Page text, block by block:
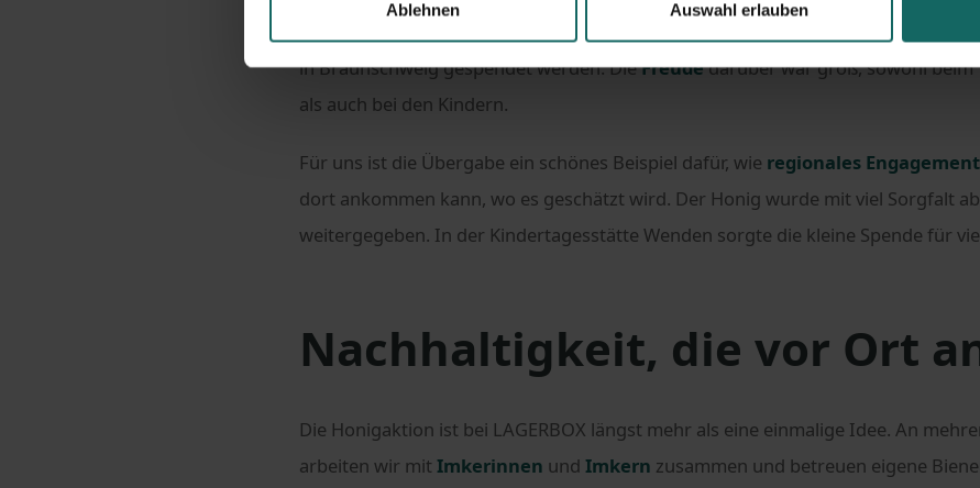
Ablehnen Auswahl erlauben
in Braunschweig gespendet werden. DieFreudedarüber war groß, sowohl beim
als auch bei den Kindern.
Für uns ist die Übergabe ein schönes Beispiel dafür, wie regionales Engagement
dort ankommen kann, wo es geschätzt wird. Der Honig wurde mit viel Sorgfalt
weitergegeben. In der Kindertagesstätte Wenden sorgte die kleine Spende für
Nachhaltigkeit, die vor Ort
Die Honigaktion ist bei LAGERBOX längst mehr als eine einmalige Idee. An
arbeiten wir mit Imkerinnen und Imkern zusammen und betreuen eigene